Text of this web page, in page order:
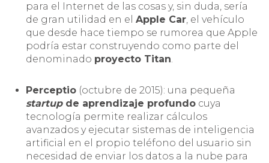
para el Internet de las cosas y, sin duda, sería
de gran utilidad en elApple Car, el vehículo
que desde hace tiempo se rumorea que Apple
podría estar construyendo como parte del
denominado proyecto Titan.
Perceptio (octubre de 2015): una pequeña
startupde aprendizaje profundo cuya
tecnología permite realizar cálculos
avanzados y ejecutar sistemas de inteligencia
artificial en el propio teléfono del usuario sin
necesidad de enviar los datos a la nube para